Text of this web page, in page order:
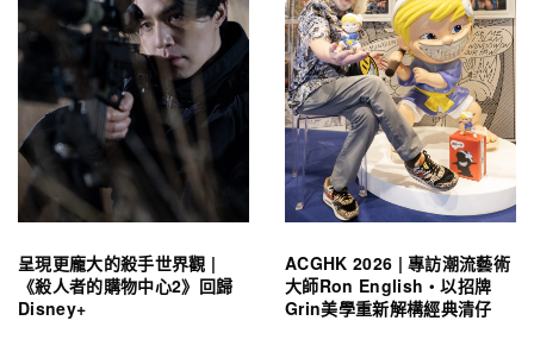
呈現更龐大的殺手世界觀 |
《殺人者的購物中心2》回歸
Disney+
ACGHK 2026 | 專訪潮流藝術
大師Ron English・以招牌
Grin美學重新解構經典清仔